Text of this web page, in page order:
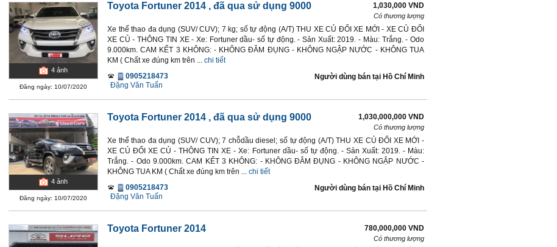
4 ảnh
Đăng ngày: 10/07/2020
Toyota Fortuner 2014 , đã qua sử dụng 9000 1,030,000 VND
Có thương lượng
Xe thể thao đa dụng (SUV/ CUV); 7 kg; số tự động (A/T) THU XE CỦ ĐỔI XE MỚI - XE CỦ ĐỔI
XE CỦ - THÔNG TIN XE - Xe: Fortuner dầu- số tự động. - Sản Xuất: 2019. - Màu: Trắng. - Odo
9.000km. CAM KẾT 3 KHÔNG: - KHÔNG ĐÂM ĐỤNG - KHÔNG NGẬP NƯỚC - KHÔNG TUA
KM ( Chất xe đúng km trên ... chi tiết
0905218473
Đặng Văn Tuấn
Người dùng bán tại Hồ Chí Minh
4 ảnh
Đăng ngày: 10/07/2020
Toyota Fortuner 2014 , đã qua sử dụng 9000 1,030,000,000 VND
Có thương lượng
Xe thể thao đa dụng (SUV/ CUV); 7 chỗdầu diesel; số tự động (A/T) THU XE CỦ ĐỔI XE MỚI -
XE CỦ ĐỔI XE CỦ - THÔNG TIN XE - Xe: Fortuner dầu- số tự động. - Sản Xuất: 2019. - Màu:
Trắng. - Odo 9.000km. CAM KẾT 3 KHÔNG: - KHÔNG ĐÂM ĐỤNG - KHÔNG NGẬP NƯỚC -
KHÔNG TUA KM ( Chất xe đúng km trên ... chi tiết
0905218473
Đặng Văn Tuấn
Người dùng bán tại Hồ Chí Minh
Toyota Fortuner 2014 780,000,000 VND
Có thương lượng